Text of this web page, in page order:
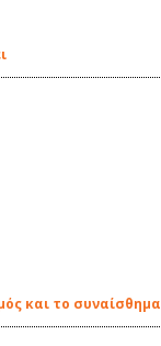
και το συναίσθημα